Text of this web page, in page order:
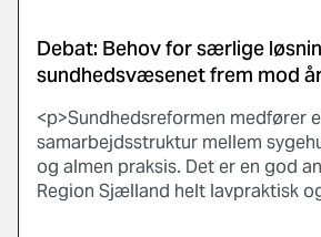
Debat: Behov for særlige
sundhedsvæsenet frem mod
<p>Sundhedsreformen medfører
samarbejdsstruktur mellem
og almen praksis. Det er en god
Region Sjælland helt lavpraktisk